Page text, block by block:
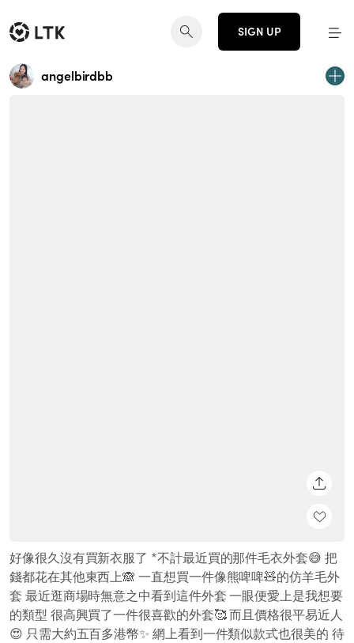
SIGN UP
angelbirdbb
好像很久沒有買新衣服了 *不計最近買的那件毛衣外套😅 把
錢都花在其他東西上🙈 一直想買一件像熊啤啤🧸的仿羊毛外
套 最近逛商場時無意之中看到這件外套 一眼便愛上是我想要
的類型 很高興買了一件很喜歡的外套🥰 而且價格很平易近人
😍 只需大約五百多港幣✨ 網上看到一件類似款式也很美的 待